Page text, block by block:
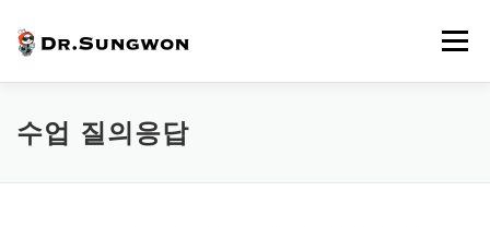
메뉴
DR.SUNGWON?
수업 질의응답